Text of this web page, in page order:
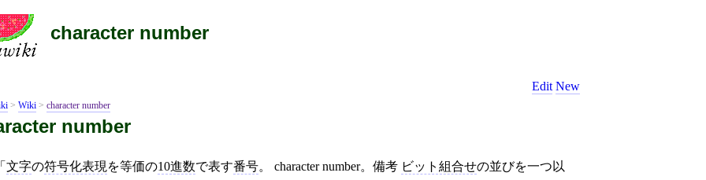
character number
Edit New
> Wiki > character number
number
文字の符号化表現 を等価の10進数で表す番号。 character number。備考 ビット組合せの並びを一つ以